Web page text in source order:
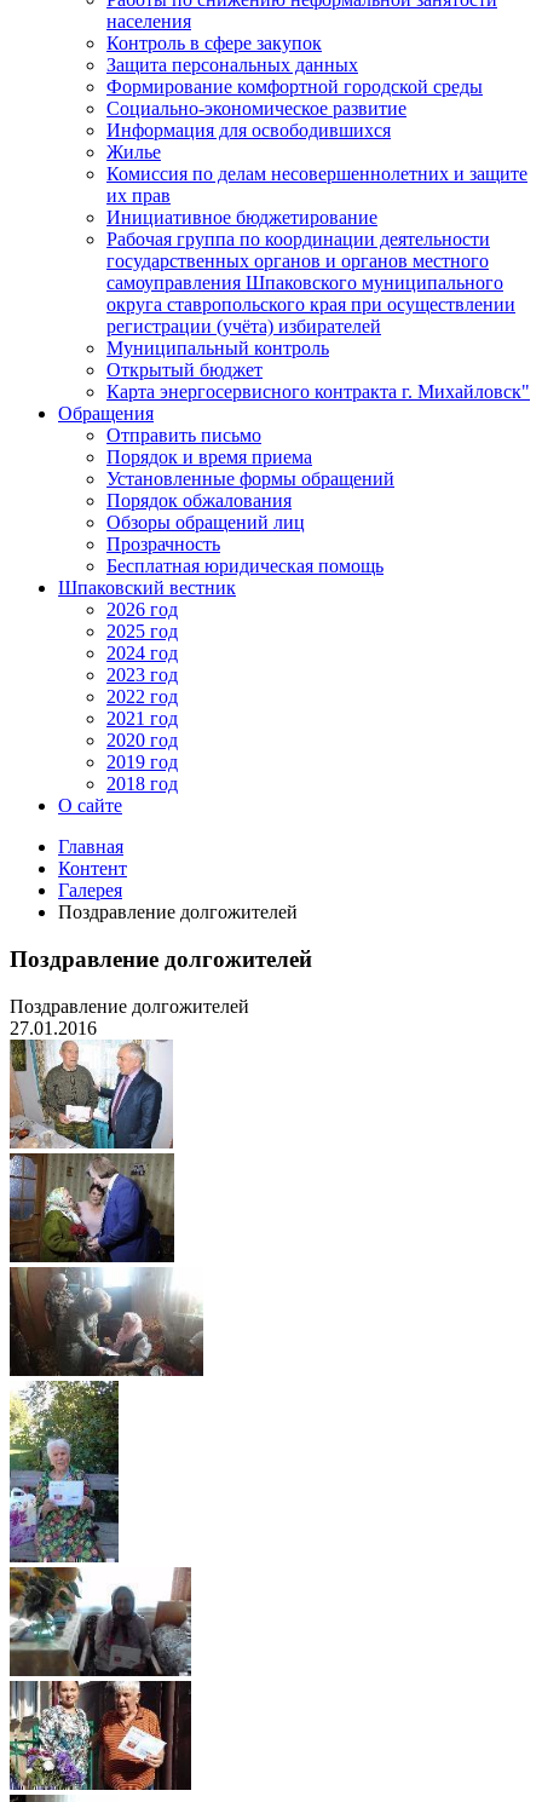
населения
Контроль в сфере закупок
Защита персональных данных
Формирование комфортной городской среды
Социально-экономическое развитие
Информация для освободившихся
Жилье
Комиссия по делам несовершеннолетних и защите
их прав
Инициативное бюджетирование
Рабочая группа по координации деятельности
государственных органов и органов местного
самоуправления Шпаковского муниципального
округа ставропольского края при осуществлении
регистрации (учёта) избирателей
Муниципальный контроль
Открытый бюджет
Карта энергосервисного контракта г. Михайловск"
Обращения
Отправить письмо
Порядок и время приема
Установленные формы обращений
Порядок обжалования
Обзоры обращений лиц
Прозрачность
Бесплатная юридическая помощь
Шпаковский вестник
2026 год
2025 год
2024 год
2023 год
2022 год
2021 год
2020 год
2019 год
2018 год
О сайте
Главная
Контент
Галерея
Поздравление долгожителей
Поздравление долгожителей
Поздравление долгожителей
27.01.2016